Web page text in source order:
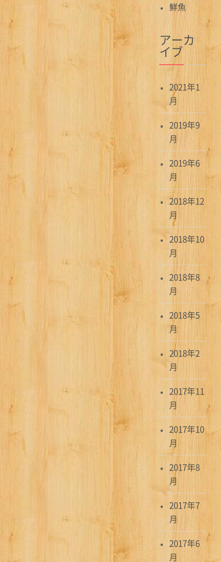
鮮魚
アーカ
イブ
2021年1
月
2019年9
月
2019年6
月
2018年12
月
2018年10
月
2018年8
月
2018年5
月
2018年2
月
2017年11
月
2017年10
月
2017年8
月
2017年7
月
2017年6
月